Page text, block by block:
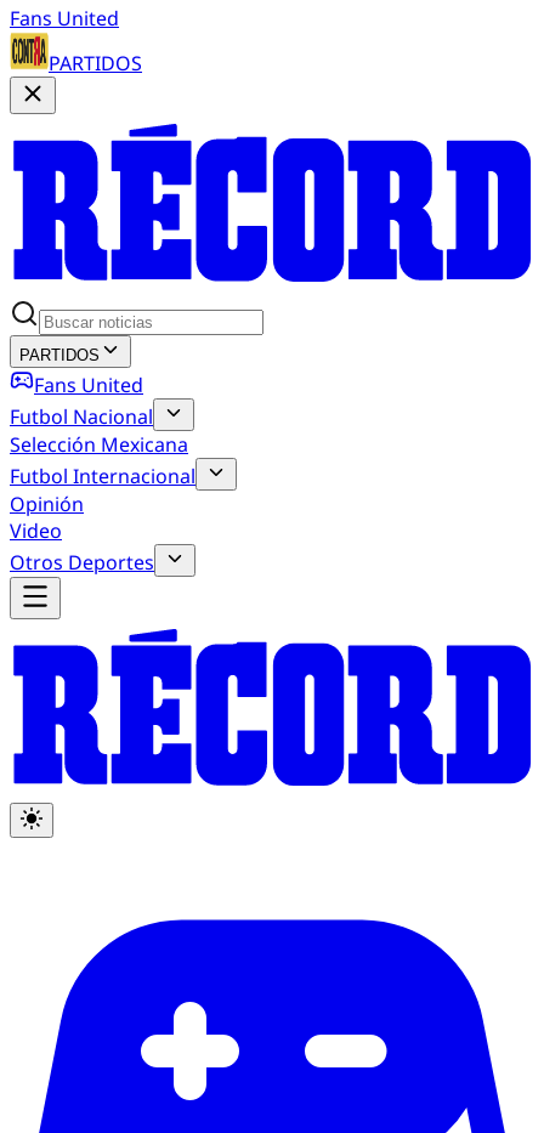
Fans United
PARTIDOS
PARTIDOS
Fans United
Futbol Nacional
Selección Mexicana
Futbol Internacional
Opinión
Video
Otros Deportes